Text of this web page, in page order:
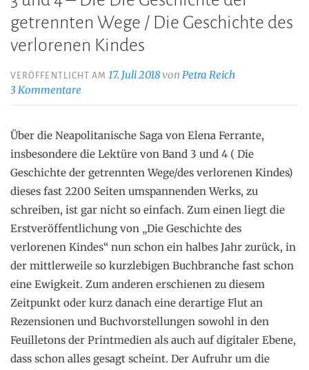
getrennten Wege / Die Geschichte des
verlorenen Kindes
VERÖFFENTLICHT AM17. Juli 2018vonPetra Reich
3 Kommentare
Über die Neapolitanische Saga von Elena Ferrante,
insbesondere die Lektüre von Band 3 und 4 ( Die
Geschichte der getrennten Wege/des verlorenen Kindes)
dieses fast 2200 Seiten umspannenden Werks, zu
schreiben, ist gar nicht so einfach. Zum einen liegt die
Erstveröffentlichung von „Die Geschichte des
verlorenen Kindes“ nun schon ein halbes Jahr zurück, in
der mittlerweile so kurzlebigen Buchbranche fast schon
eine Ewigkeit. Zum anderen erschienen zu diesem
Zeitpunkt oder kurz danach eine derartige Flut an
Rezensionen und Buchvorstellungen sowohl in den
Feuilletons der Printmedien als auch auf digitaler Ebene,
dass schon alles gesagt scheint. Der Aufruhr um die